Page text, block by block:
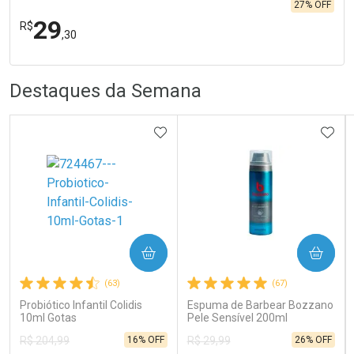
R$29,30
27% OFF
Laboratório
Comprar sem Desconto
Por R$ 29,30/cada
Por Menos
Comprar sem Desconto
Por R$ 29,30/cada
Destaques da Semana
(63)
Probiótico Infantil Colidis
10ml Gotas
R$ 204,99
16% OFF
ADICIONAR AOS FAVORITOS
COMPRAR
(67)
Espuma de Barbear Bozzano
Pele Sensível 200ml
R$ 29,99
26% OFF
COMPRAR